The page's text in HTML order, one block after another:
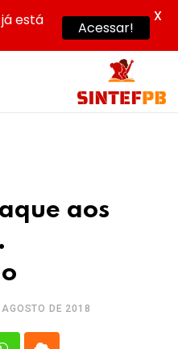
aos
DE 2018
está
Acessar!
X